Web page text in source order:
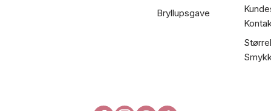
Bryllupsgave